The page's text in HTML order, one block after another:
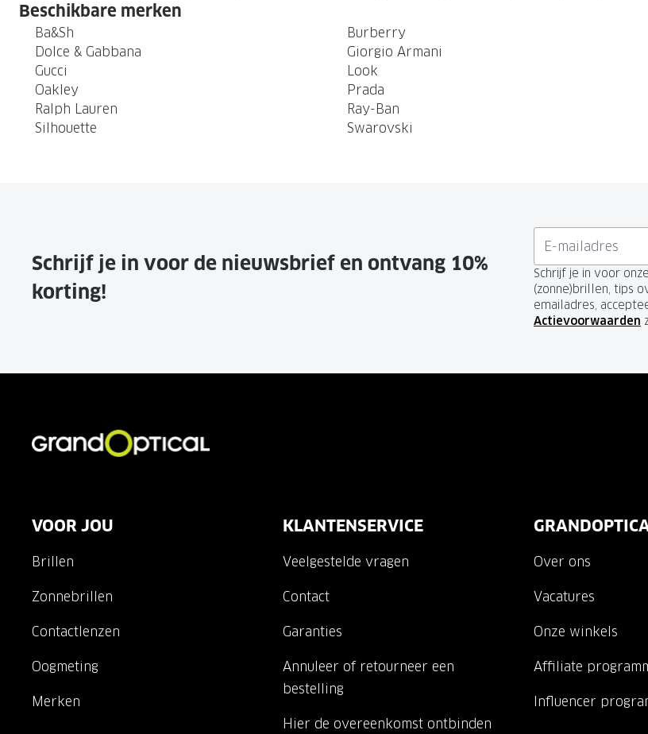
Beschikbare merken
Ba&Sh
Burberry
Dolce & Gabbana
Giorgio Armani
Gucci
Look
Oakley
Prada
Ralph Lauren
Ray-Ban
Silhouette
Swarovski
Schrijf je in voor de nieuwsbrief en ontvang 10%
korting!
Schrijf je in voor
(zonne)brillen, tips
emailadres,
Actievoorwaarden
VOOR JOU
Brillen
Zonnebrillen
Contactlenzen
Oogmeting
Merken
KLANTENSERVICE
Veelgestelde vragen
Contact
Garanties
Annuleer of retourneer een
bestelling
Hier de overeenkomst ontbinden
Over ons
Vacatures
Onze winkels
Affiliate
Influencer